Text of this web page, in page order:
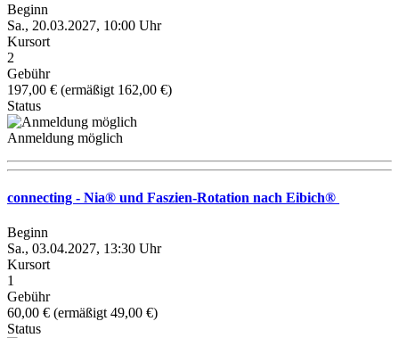
Beginn
Sa., 20.03.2027, 10:00 Uhr
Kursort
2
Gebühr
197,00 € (ermäßigt 162,00 €)
Status
Anmeldung möglich
connecting - Nia® und Faszien-Rotation nach Eibich®
Beginn
Sa., 03.04.2027, 13:30 Uhr
Kursort
1
Gebühr
60,00 € (ermäßigt 49,00 €)
Status